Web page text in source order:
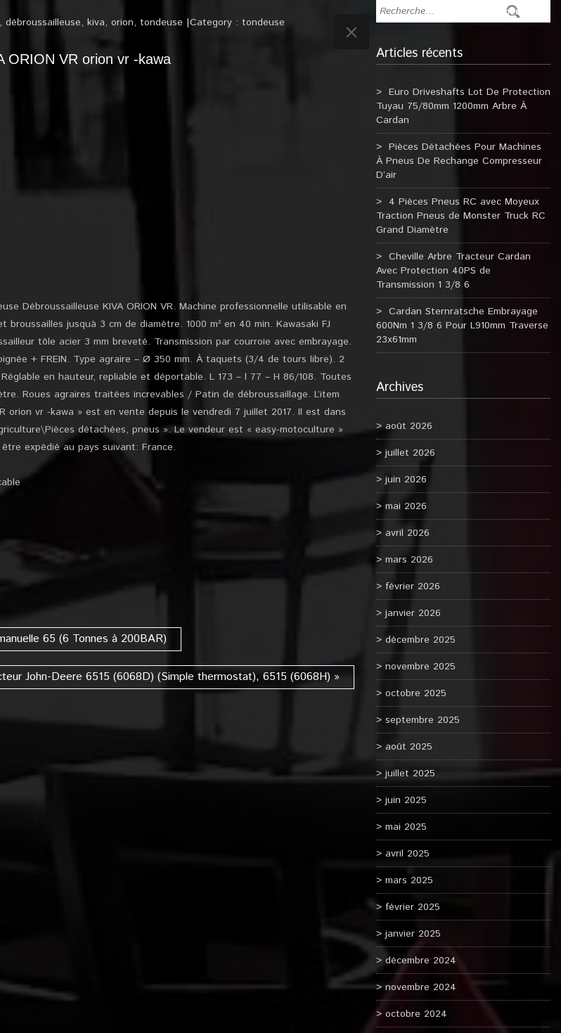
, débroussailleuse, kiva, orion, tondeuse Category : tondeuse
ORION VR orion vr -kawa
Débroussailleuse KIVA ORION VR. Machine professionnelle utilisable en
jusquà 3 cm de diamètre. 1000 m² en 40 min. Kawasaki FJ
tôle acier 3 mm breveté. Transmission par courroie avec embrayage.
+ FREIN. Type agraire – Ø 350 mm. À taquets (3/4 de tours libre). 2
en hauteur, repliable et déportable. L 173 – l 77 – H 86/108. Toutes
Roues agraires traitées increvables / Patin de débroussaillage. L’item
orion vr -kawa » est en vente depuis le vendredi 7 juillet 2017. Il est dans
détachées, pneus ». Le vendeur est « easy-motoculture »
expédié au pays suivant: France.
65 (6 Tonnes à 200BAR)
John-Deere 6515 (6068D) (Simple thermostat), 6515 (6068H) »
Articles récents
Euro Driveshafts Lot De Protection
Tuyau 75/80mm 1200mm Arbre À
Cardan
Pièces Détachées Pour Machines
À Pneus De Rechange Compresseur
D’air
4 Pièces Pneus RC avec Moyeux
Traction Pneus de Monster Truck RC
Grand Diamètre
Cheville Arbre Tracteur Cardan
Avec Protection 40PS de
Transmission 1 3/8 6
Cardan Sternratsche Embrayage
600Nm 1 3/8 6 Pour L910mm Traverse
23x61mm
Archives
août 2026
juillet 2026
juin 2026
mai 2026
avril 2026
mars 2026
février 2026
janvier 2026
décembre 2025
novembre 2025
octobre 2025
septembre 2025
août 2025
juillet 2025
juin 2025
mai 2025
avril 2025
mars 2025
février 2025
janvier 2025
décembre 2024
novembre 2024
octobre 2024